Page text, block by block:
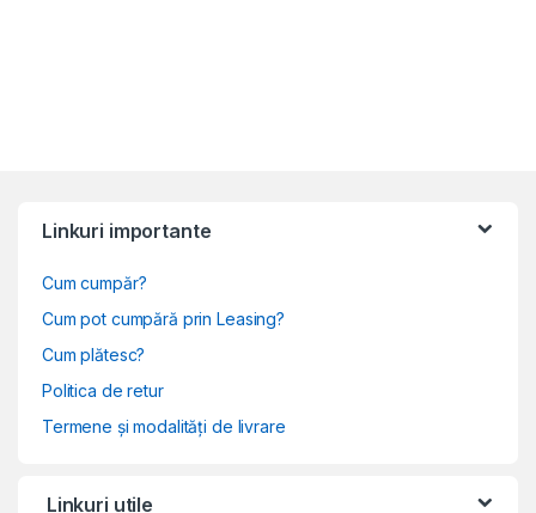
Linkuri importante
Cum cumpăr?
Cum pot cumpără prin Leasing?
Cum plătesc?
Politica de retur
Termene și modalități de livrare
Linkuri utile